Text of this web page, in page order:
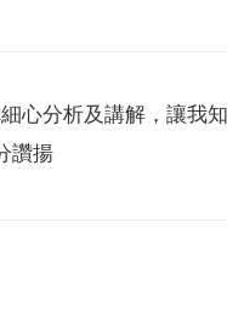
心分析及講解，讓我
讚揚